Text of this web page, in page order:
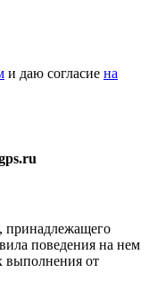
и даю согласие на
принадлежащего
поведения на нем
выполнения от